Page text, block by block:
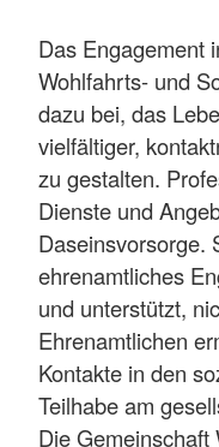
Das Engagement
Wohlfahrts- und
dazu bei, das
vielfältiger,
zu gestalten.
Dienste und
Daseinsvorsorge.
ehrenamtliches
und unterstützt,
Ehrenamtlichen
Kontakte in den
Teilhabe am
Die